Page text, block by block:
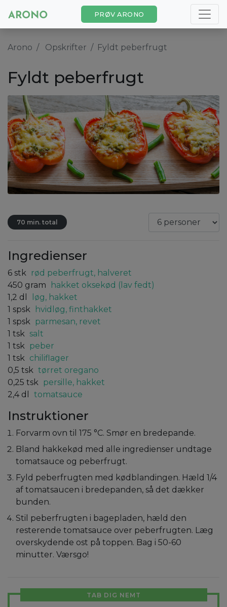
PRØV ARONO
Arono Opskrifter Fyldt peberfrugt
Fyldt peberfrugt
70 min. total
Ingredienser
6 stk rød peberfrugt, halveret
450 gram
hakket oksekød (lav fedt)
1,2 dl
løg, hakket
1 spsk
hvidløg, finthakket
1 spsk parmesan, revet
1 tsk salt
1 tsk peber
1 tsk chiliflager
0,5 tsk tørret oregano
0,25 tsk persille, hakket
2,4 dl tomatsauce
Instruktioner
Forvarm ovn til 175 °C. Smør en bredepande.
Bland hakkekød med alle ingredienser undtage
tomatsauce og peberfrugt.
Fyld peberfrugten med kødblandingen. Hæld 1/4
af tomatsaucen i bredepanden, så det dækker
bunden.
Stil peberfrugten i bagepladen, hæld den
resterende tomatsauce over peberfrugten. Læg
overskydende ost på toppen. Bag i 50-60
minutter. Værsgo!
TAB DIG NEMT